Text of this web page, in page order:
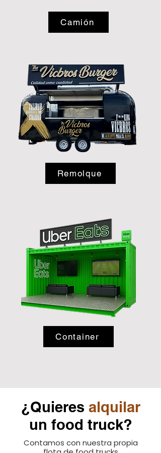
Camión
Remolque
Container
¿Quieres alquilar
un food truck?
Contamos con nuestra propia